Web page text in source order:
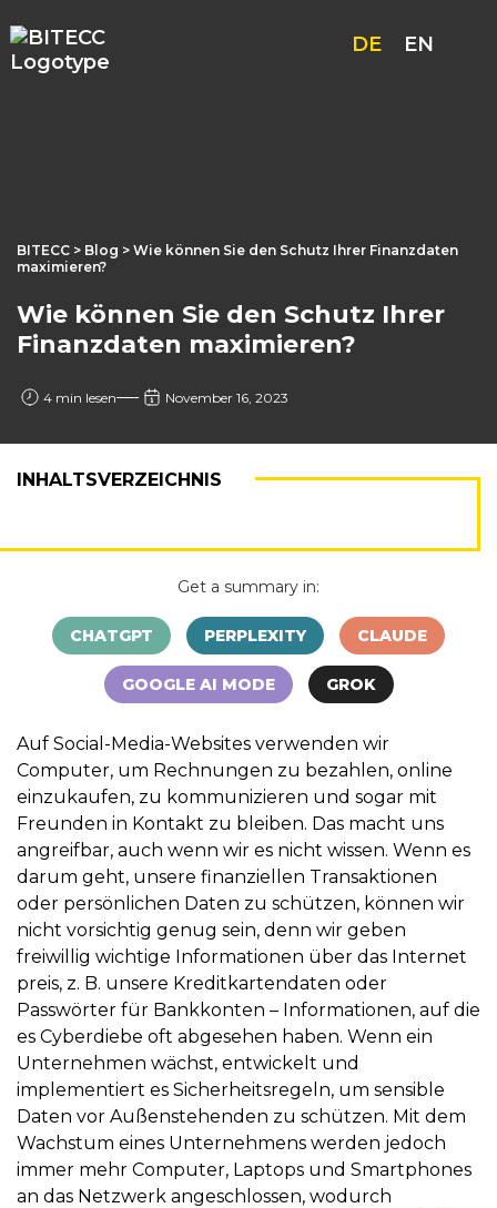
DE EN
BITECC > Blog > Wie können Sie den Schutz Ihrer Finanzdaten
maximieren?
Wie können Sie den Schutz Ihrer
Finanzdaten maximieren?
4 min lesen November 16, 2023
INHALTSVERZEICHNIS
Get a summary in:
CHATGPT PERPLEXITY CLAUDE
GOOGLE AI MODE GROK
Auf Social-Media-Websites verwenden wir
Computer, um Rechnungen zu bezahlen, online
einzukaufen, zu kommunizieren und sogar mit
Freunden in Kontakt zu bleiben. Das macht uns
angreifbar, auch wenn wir es nicht wissen. Wenn es
darum geht, unsere finanziellen Transaktionen
oder persönlichen Daten zu schützen, können wir
nicht vorsichtig genug sein, denn wir geben
freiwillig wichtige Informationen über das Internet
preis, z. B. unsere Kreditkartendaten oder
Passwörter für Bankkonten – Informationen, auf die
es Cyberdiebe oft abgesehen haben. Wenn ein
Unternehmen wächst, entwickelt und
implementiert es Sicherheitsregeln, um sensible
Daten vor Außenstehenden zu schützen. Mit dem
Wachstum eines Unternehmens werden jedoch
immer mehr Computer, Laptops und Smartphones
an das Netzwerk angeschlossen, wodurch